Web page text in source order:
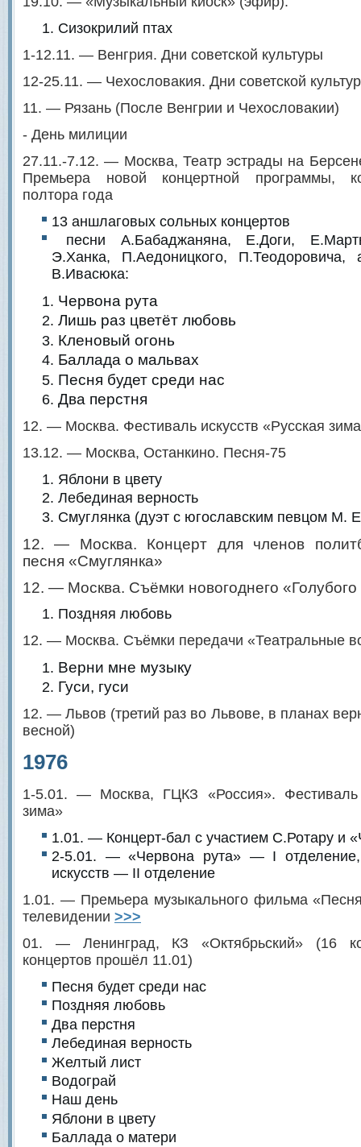
Сизокрилий птах
1-12.11. — Венгрия. Дни советской культуры
12-25.11. — Чехословакия. Дни советской
11. — Рязань (После Венгрии и Чехословакии)
- День милиции
27.11.-7.12. — Москва, Театр эстрады на
Премьера новой концертной программы,
полтора года
13 аншлаговых сольных концертов
песни А.Бабаджаняна, Е.Доги,
Э.Ханка, П.Аедоницкого,
В.Ивасюка:
Червона рута
Лишь раз цветёт любовь
Кленовый огонь
Баллада о мальвах
Песня будет среди нас
Два перстня
12. — Москва. Фестиваль искусств «Русская
13.12. — Москва, Останкино. Песня-75
Яблони в цвету
Лебединая верность
Смуглянка (дуэт с югославским певцом М.
12. — Москва. Концерт для членов
песня «Смуглянка»
12. — Москва. Съёмки новогоднего «Голубого
Поздняя любовь
12. — Москва. Съёмки передачи «Театральные
Верни мне музыку
Гуси, гуси
12. — Львов (третий раз во Львове, в планах
весной)
1976
1-5.01. — Москва, ГЦКЗ «Россия». Фестиваль
зима»
1.01. — Концерт-бал с участием С.Ротару и
2-5.01. — «Червона рута» — I отделение,
искусств — II отделение
1.01. — Премьера музыкального фильма
телевидении >>>
01. — Ленинград, КЗ «Октябрьский» (16
концертов прошёл 11.01)
Песня будет среди нас
Поздняя любовь
Два перстня
Лебединая верность
Желтый лист
Водограй
Наш день
Яблони в цвету
Баллада о матери